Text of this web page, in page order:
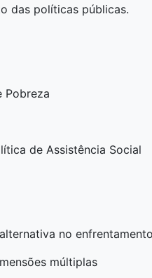
das políticas públicas.
Pobreza
de Assistência Social
no
múltiplas